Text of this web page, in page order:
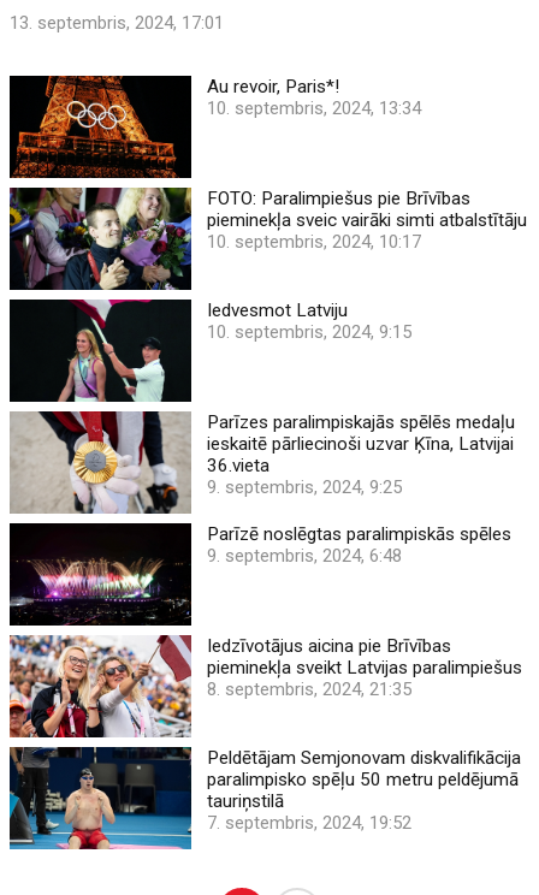
13. septembris, 2024, 17:01
Au revoir, Paris*!
10. septembris, 2024, 13:34
FOTO: Paralimpiešus pie Brīvības
pieminekļa sveic vairāki simti atbalstītāju
10. septembris, 2024, 10:17
Iedvesmot Latviju
10. septembris, 2024, 9:15
Parīzes paralimpiskajās spēlēs medaļu
ieskaitē pārliecinoši uzvar Ķīna, Latvijai
36.vieta
9. septembris, 2024, 9:25
Parīzē noslēgtas paralimpiskās spēles
9. septembris, 2024, 6:48
Iedzīvotājus aicina pie Brīvības
pieminekļa sveikt Latvijas paralimpiešus
8. septembris, 2024, 21:35
Peldētājam Semjonovam diskvalifikācija
paralimpisko spēļu 50 metru peldējumā
tauriņstilā
7. septembris, 2024, 19:52